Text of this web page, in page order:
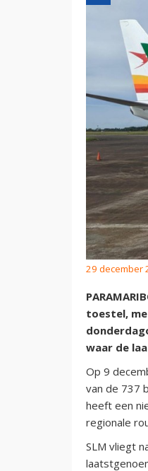
29 december
toestel,
waar de
Op 9
van de 737
heeft een
regionale
SLM vliegt